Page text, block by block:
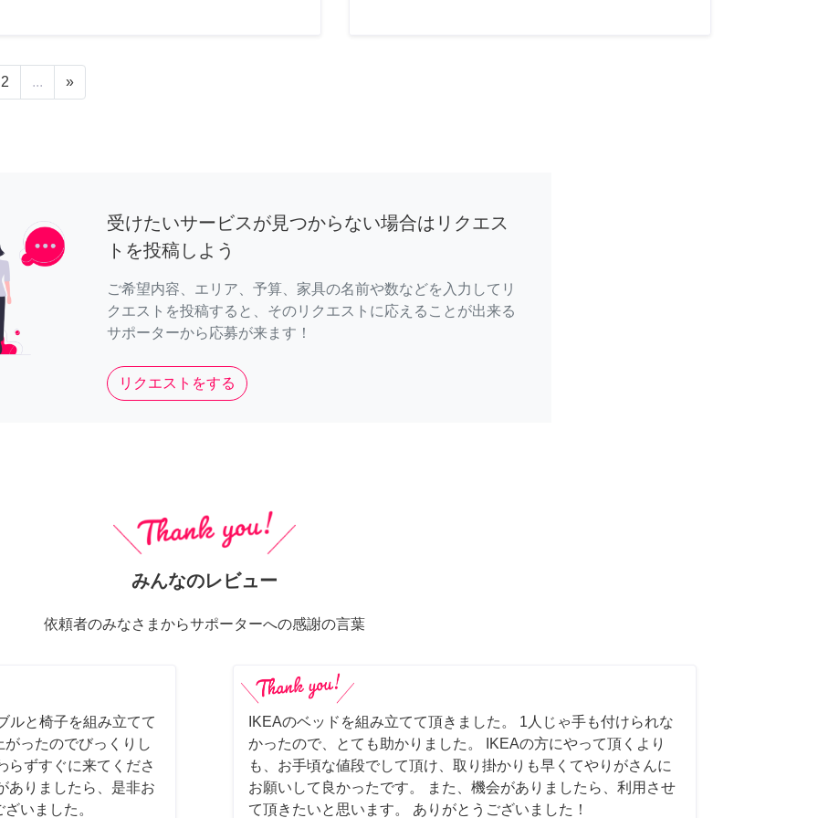
2 ... »
受けたいサービスが見つからない場合はリクエス
トを投稿しよう
ご希望内容、エリア、予算、家具の名前や数などを入力してリ
クエストを投稿すると、そのリクエストに応えることが出来る
サポーターから応募が来ます！
リクエストをする
みんなのレビュー
依頼者のみなさまからサポーターへの感謝の言葉
ルと椅子を組み立てて
ったのでびっくりし
らずすぐに来てくださ
ありましたら、是非お
いました。
IKEAのベッドを組み立てて頂きました。 1人じゃ手も付けられな
かったので、とても助かりました。 IKEAの方にやって頂くより
も、お手頃な値段でして頂け、取り掛かりも早くてやりがさんに
お願いして良かったです。 また、機会がありましたら、利用させ
て頂きたいと思います。 ありがとうございました！